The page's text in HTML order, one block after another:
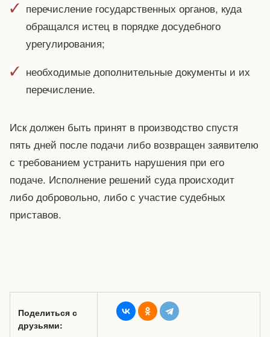
перечисление государственных органов, куда
обращался истец в порядке досудебного
урегулирования;
необходимые дополнительные документы и их
перечисление.
Иск должен быть принят в производство спустя
пять дней после подачи либо возвращен заявителю
с требованием устранить нарушения при его
подаче. Исполнение решений суда происходит
либо добровольно, либо с участие судебных
приставов.
Поделиться с
друзьями: